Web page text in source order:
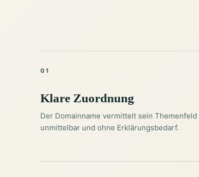
01
Klare Zuordnung
Der Domainname vermittelt sein Themenfeld
unmittelbar und ohne Erklärungsbedarf.